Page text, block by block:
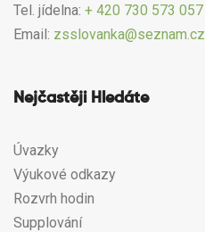
Tel. jídelna: + 420 730 573 057
Email: zsslovanka@seznam.cz
Nejčastěji Hledáte
Úvazky
Výukové odkazy
Rozvrh hodin
Supplování